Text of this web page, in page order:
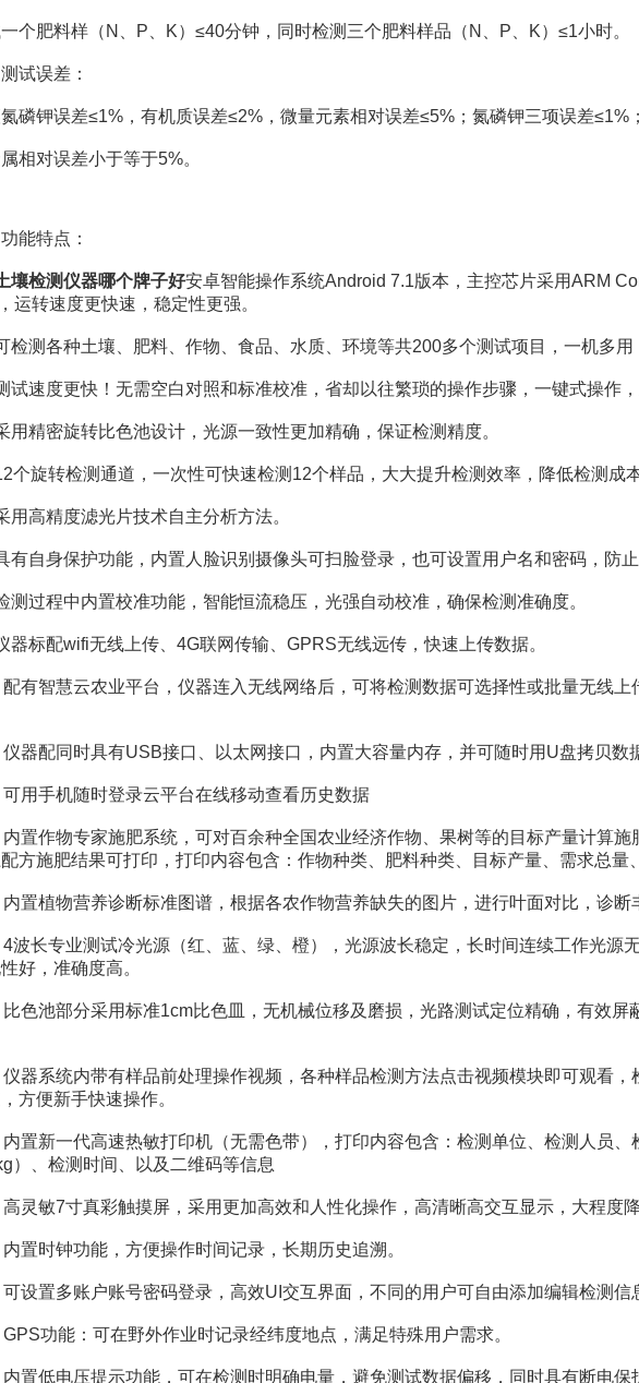
肥料样（N、P、K）≤40分钟，同时检测三个肥料样品（N、P、K）≤1小时。
误差：
钾误差≤1%，有机质误差≤2%，微量元素相对误差≤5%；氮磷钾三项误差≤1%；
对误差小于等于5%。
特点：
壤检测仪器哪个牌子好安卓智能操作系统Android 7.1版本，主控芯片采用ARM
运转速度更快速，稳定性更强。
各种土壤、肥料、作物、食品、水质、环境等共200多个测试项目，一机多用
度更快！无需空白对照和标准校准，省却以往繁琐的操作步骤，一键式操作，
精密旋转比色池设计，光源一致性更加精确，保证检测精度。
旋转检测通道，一次性可快速检测12个样品，大大提升检测效率，降低检测成本
高精度滤光片技术自主分析方法。
身保护功能，内置人脸识别摄像头可扫脸登录，也可设置用户名和密码，防止
过程中内置校准功能，智能恒流稳压，光强自动校准，确保检测准确度。
标配wifi无线上传、4G联网传输、GPRS无线远传，快速上传数据。
智慧云农业平台，仪器连入无线网络后，可将检测数据可选择性或批量无线上
配同时具有USB接口、以太网接口，内置大容量内存，并可随时用U盘拷贝数
手机随时登录云平台在线移动查看历史数据
作物专家施肥系统，可对百余种全国农业经济作物、果树等的目标产量计算施
方施肥结果可打印，打印内容包含：作物种类、肥料种类、目标产量、需求总量
植物营养诊断标准图谱，根据各农作物营养缺失的图片，进行叶面对比，诊断
长专业测试冷光源（红、蓝、绿、橙），光源波长稳定，长时间连续工作光源
好，准确度高。
池部分采用标准1cm比色皿，无机械位移及磨损，光路测试定位精确，有效屏
系统内带有样品前处理操作视频，各种样品检测方法点击视频模块即可观看，
方便新手快速操作。
新一代高速热敏打印机（无需色带），打印内容包含：检测单位、检测人员、
）、检测时间、以及二维码等信息
敏7寸真彩触摸屏，采用更加高效和人性化操作，高清晰高交互显示，大程度降
时钟功能，方便操作时间记录，长期历史追溯。
置多账户账号密码登录，高效UI交互界面，不同的用户可自由添加编辑检测信
功能：可在野外作业时记录经纬度地点，满足特殊用户需求。
低电压提示功能，可在检测时明确电量，避免测试数据偏移，同时具有断电保